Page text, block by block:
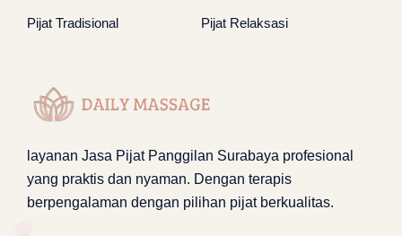
Pijat Tradisional Pijat Relaksasi
layanan Jasa Pijat Panggilan Surabaya profesional
yang praktis dan nyaman. Dengan terapis
berpengalaman dengan pilihan pijat berkualitas.